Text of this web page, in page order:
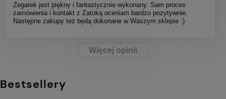
Zegarek jest piękny i fantastycznie wykonany. Sam proces
zamówienia i kontakt z Zatoką oceniam bardzo pozytywnie.
Następne zakupy też będą dokonane w Waszym sklepie :)
Więcej opinii
Bestsellery